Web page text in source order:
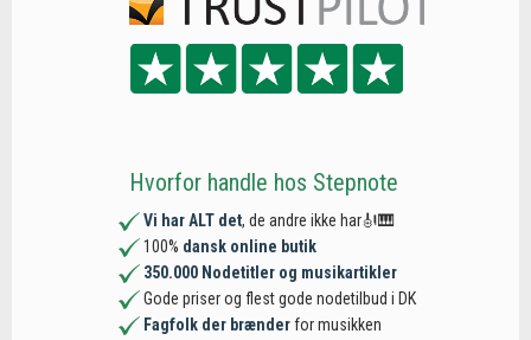
Hvorfor handle hos Stepnote
Vi har ALT det, de andre ikke har🎻🎹
100% dansk online butik
350.000 Nodetitler og musikartikler
Gode priser og flest gode nodetilbud i DK
Fagfolk der brænderfor musikken